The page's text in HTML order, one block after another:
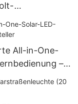
All-in-One-
–